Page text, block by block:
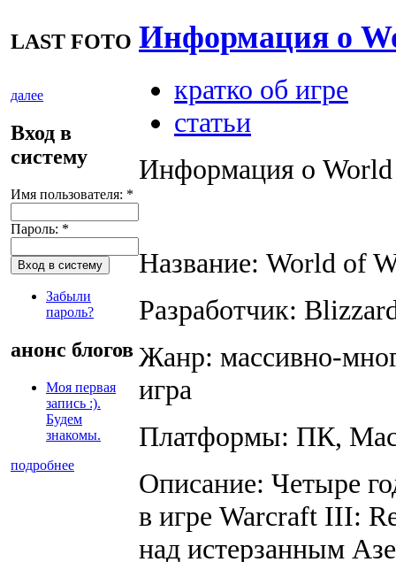
LAST FOTO
далее
Вход в
систему
Имя пользователя: *
Пароль: *
Забыли
пароль?
анонс блогов
Моя первая
запись :).
Будем
знакомы.
подробнее
Информация о
кратко об игре
статьи
Информация о World
Название: World of
Разработчик:
Жанр: массивно-
игра
Платформы: ПК,
Описание: Четыре
в игре Warcraft III:
над истерзанным